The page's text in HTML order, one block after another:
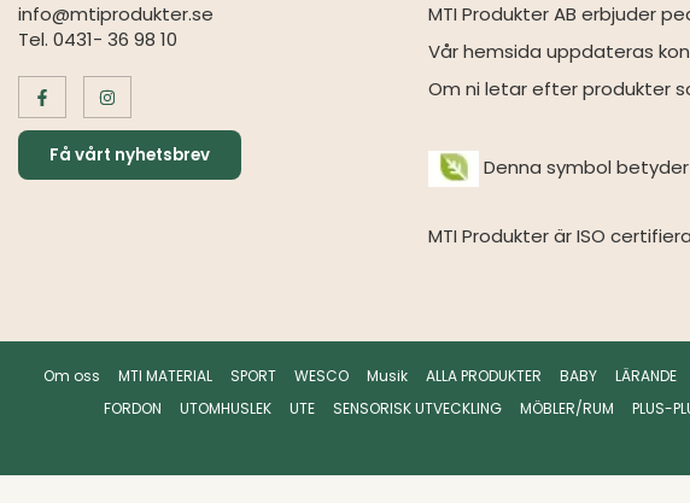
info@mtiprodukter.se
Tel. 0431- 36 98 10
Få vårt nyhetsbrev
MTI Produkter AB erbjuder
Vår hemsida uppdateras
Om ni letar efter produkter
Denna symbol
MTI Produkter är ISO
Om oss MTI MATERIAL SPORT WESCO Musik ALLA PRODUKTER BABY LÄRANDE
FORDON
UTOMHUSLEK UTE SENSORISK UTVECKLING MÖBLER/RUM PLUS-